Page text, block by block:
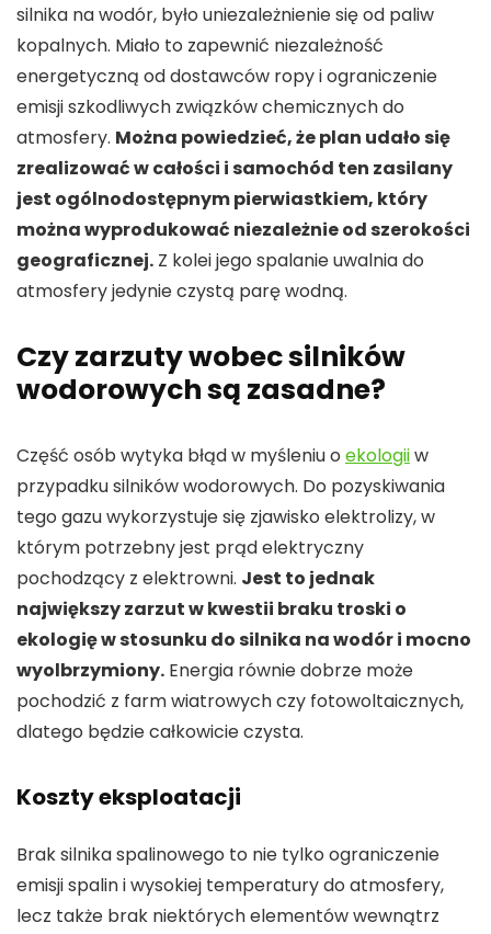
silnika na wodór, było uniezależnienie się od paliw
kopalnych. Miało to zapewnić niezależność
energetyczną od dostawców ropy i ograniczenie
emisji szkodliwych związków chemicznych do
atmosfery. Można powiedzieć, że plan udało się
zrealizować w całości i samochód ten zasilany
jest ogólnodostępnym pierwiastkiem, który
można wyprodukować niezależnie od szerokości
geograficznej. Z kolei jego spalanie uwalnia do
atmosfery jedynie czystą parę wodną.
Czy zarzuty wobec silników
wodorowych są zasadne?
Część osób wytyka błąd w myśleniu o ekologiiw
przypadku silników wodorowych. Do pozyskiwania
tego gazu wykorzystuje się zjawisko elektrolizy, w
którym potrzebny jest prąd elektryczny
pochodzący z elektrowni. Jest to jednak
największy zarzut w kwestii braku troski o
ekologię w stosunku do silnika na wodór i mocno
wyolbrzymiony. Energia równie dobrze może
pochodzić z farm wiatrowych czy fotowoltaicznych,
dlatego będzie całkowicie czysta.
Koszty eksploatacji
Brak silnika spalinowego to nie tylko ograniczenie
emisji spalin i wysokiej temperatury do atmosfery,
lecz także brak niektórych elementów wewnątrz